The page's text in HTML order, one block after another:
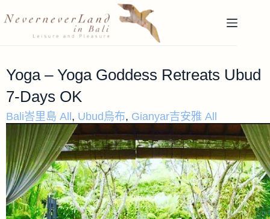
Yoga – Yoga Goddess Retreats Ubud
7-Days OK
Bali峇里島 All , Ubud烏布, Gianyar吉安雅 All